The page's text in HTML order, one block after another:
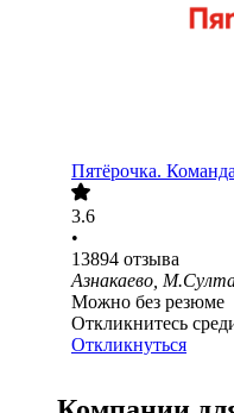
Пятёрочка.
3.6
•
13894 отзыва
Азнакаево,
Можно без резюме
Откликнитесь
Откликнуться